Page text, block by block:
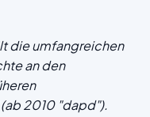
die umfangreichen
an den
2010 "dapd").